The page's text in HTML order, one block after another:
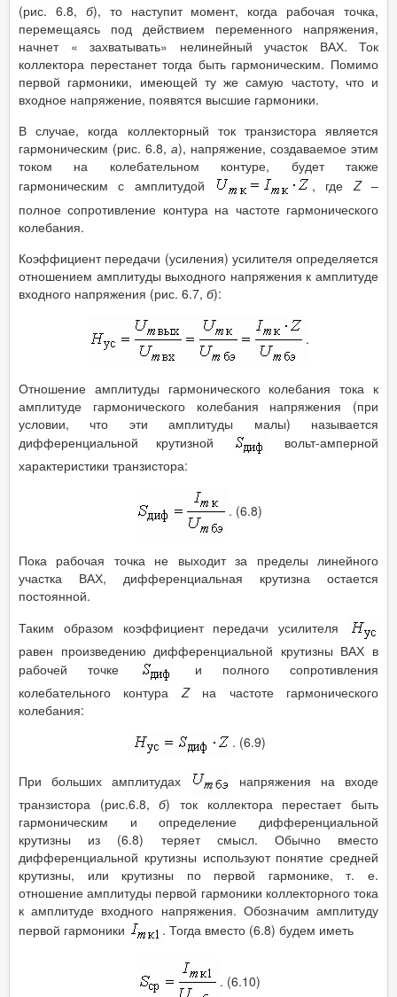
(рис. 6.8, б), то наступит момент, когда рабочая точка,
перемещаясь под действием переменного напряжения,
начнет « захватывать» нелинейный участок ВАХ. Ток
коллектора перестанет тогда быть гармоническим. Помимо
первой гармоники, имеющей ту же самую частоту, что и
входное напряжение, появятся высшие гармоники.
В случае, когда коллекторный ток транзистора является
гармоническим (рис. 6.8, а), напряжение, создаваемое этим
током на колебательном контуре, будет также
гармоническим с амплитудой
, где Z–
полное сопротивление контура на частоте гармонического
колебания.
Коэффициент передачи (усиления) усилителя определяется
отношением амплитуды выходного напряжения к амплитуде
входного напряжения (рис. 6.7, б):
.
Отношение амплитуды гармонического колебания тока к
амплитуде гармонического колебания напряжения (при
условии, что эти амплитуды малы) называется
дифференциальной крутизной
вольт-амперной
характеристики транзистора:
. (6.8)
Пока рабочая точка не выходит за пределы линейного
участка ВАХ, дифференциальная крутизна остается
постоянной.
Таким образом коэффициент передачи усилителя
равен произведению дифференциальной крутизны ВАХ в
рабочей точке
и полного сопротивления
колебательного контура Zна частоте гармонического
колебания:
. (6.9)
При больших амплитудах
напряжения на входе
транзистора (рис.6.8,б) ток коллектора перестает быть
гармоническим и определение дифференциальной
крутизны из (6.8) теряет смысл. Обычно вместо
дифференциальной крутизны используют понятие средней
крутизны, или крутизны по первой гармонике, т. е.
отношение амплитуды первой гармоники коллекторного тока
к амплитуде входного напряжения. Обозначим амплитуду
первой гармоники
. Тогда вместо (6.8) будем иметь
. (6.10)